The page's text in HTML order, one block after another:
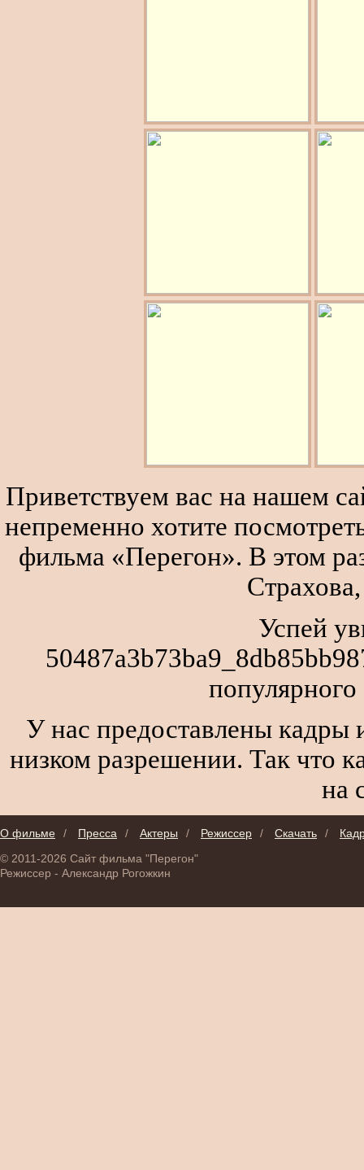
Приветствуем вас на нашем
непременно хотите
фильма «Перегон». В этом
Успей
У нас предоставлены кадры
низком разрешении. Так что
на
О фильме / Пресса / Актеры / Режиссер / Скачать /
© 2011-2026 Сайт фильма "Перегон"
Режиссер - Александр Рогожкин